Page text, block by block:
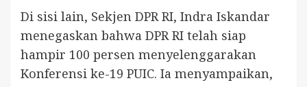
Di sisi lain, Sekjen DPR RI, Indra Iskandar
menegaskan bahwa DPR RI telah siap
hampir 100 persen menyelenggarakan
Konferensi ke-19 PUIC. Ia menyampaikan,